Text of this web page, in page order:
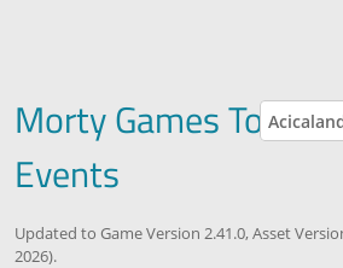
Morty Games
Events
Updated to Game Version 2.41.0, Asset
2026).